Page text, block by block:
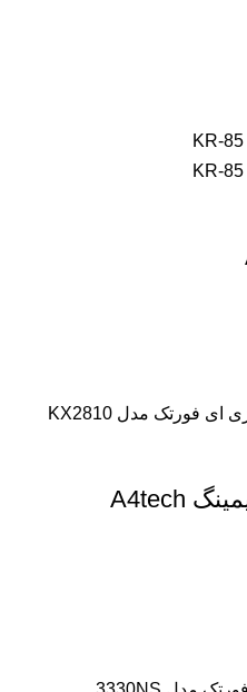
ست کیبورد و موس گیمینگ A4tech